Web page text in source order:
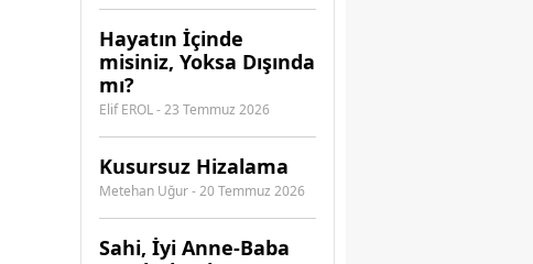
Hayatın İçinde
misiniz, Yoksa Dışında
mı?
Elif EROL - 23 Temmuz 2026
Kusursuz Hizalama
Metehan Uğur - 20 Temmuz 2026
​Sahi, İyi Anne-Baba